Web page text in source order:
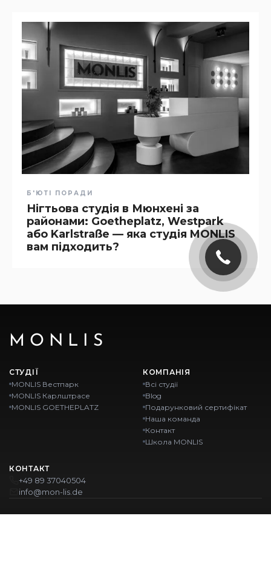
Б'ЮТІ ПОРАДИ
Нігтьова студія в Мюнхені за
районами: Goetheplatz, Westpark
або Karlstraße — яка студія MONLIS
вам підходить?
MONLIS
СТУДІЇ
MONLIS Вестпарк
MONLIS Карлштрасе
MONLIS GOETHEPLATZ
КОМПАНІЯ
Всі студії
Blog
Подарунковий сертифікат
Наша команда
Контакт
Школа MONLIS
КОНТАКТ
+49 89 37040504
info@mon-lis.de